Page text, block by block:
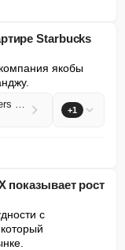
Starbucks
якобы
Police raid Starbucks Korea headquarters over 'Tank Day' fiasco +1
показывает рост
с